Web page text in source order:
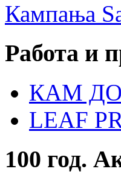
Кампања
Работа и
КАМ
LEAF
100 год.